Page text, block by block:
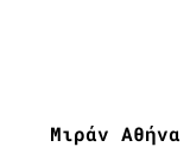
Μιράν